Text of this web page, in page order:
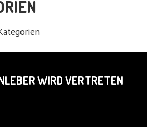
WIRD VERTRETEN